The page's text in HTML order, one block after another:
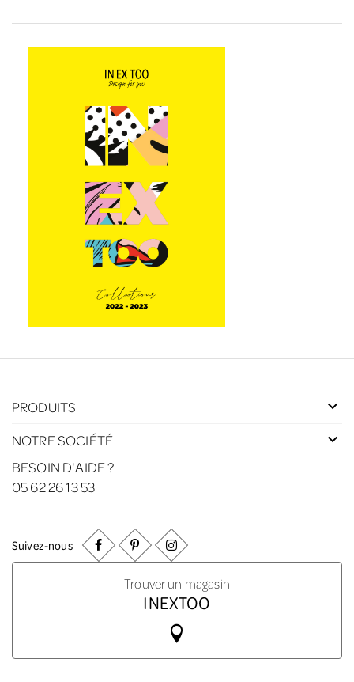
PRODUITS
NOTRE SOCIÉTÉ
BESOIN D'AIDE ?
05 62 26 13 53
Suivez-nous
Trouver un magasin
INEXTOO